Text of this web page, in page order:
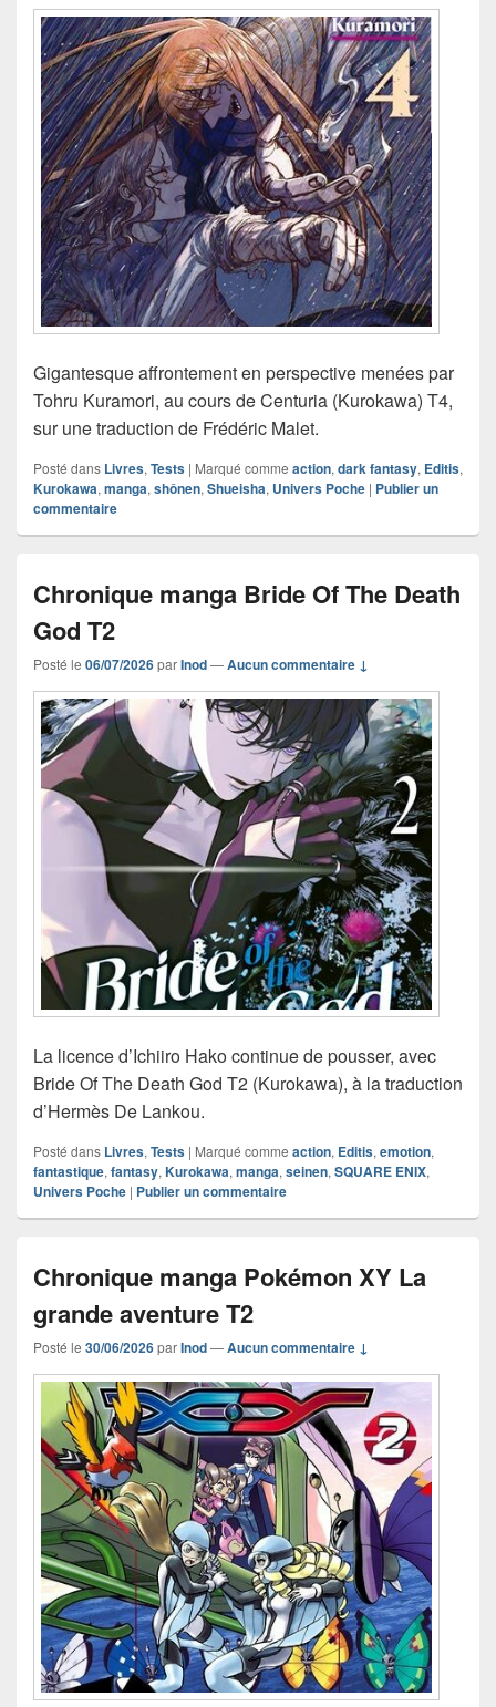
Gigantesque affrontement en perspective menées par
Tohru Kuramori, au cours de Centuria (Kurokawa) T4,
sur une traduction de Frédéric Malet.
Posté dans Livres, Tests | Marqué comme action, dark fantasy, Editis,
Kurokawa, manga, shônen, Shueisha, Univers Poche | Publier un
commentaire
Chronique manga Bride Of The Death
God T2
Posté le 06/07/2026parInod—Aucun commentaire ↓
La licence d’Ichiiro Hako continue de pousser, avec
Bride Of The Death God T2 (Kurokawa), à la traduction
d’Hermès De Lankou.
Posté dans Livres, Tests | Marqué comme action, Editis, emotion,
fantastique, fantasy, Kurokawa, manga, seinen, SQUARE ENIX,
Univers Poche | Publier un commentaire
Chronique manga Pokémon XY La
grande aventure T2
Posté le 30/06/2026parInod—Aucun commentaire ↓